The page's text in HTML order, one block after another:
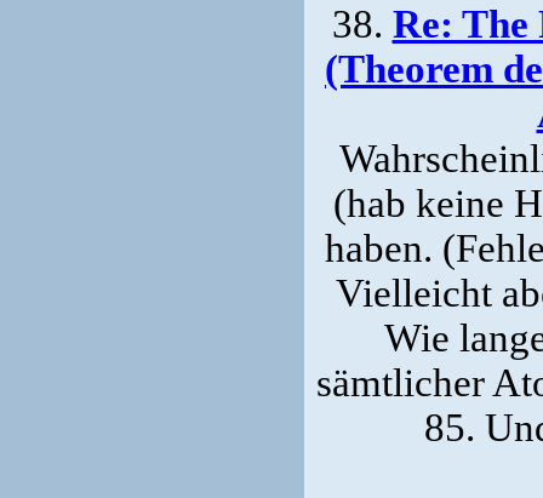
38. Re: The
(Theorem
(hab keine
haben.
Vielleicht
Wie
sämtlicher
85.